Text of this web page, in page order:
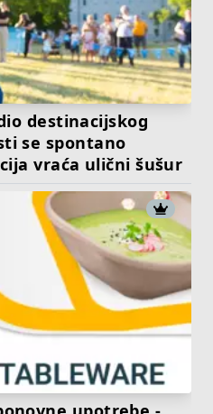
destinacijskog
se spontano
vraća ulični šušur